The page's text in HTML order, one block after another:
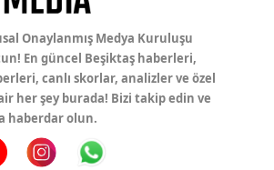
Onaylanmış Medya Kuruluşu
En güncel Beşiktaş haberleri,
canlı skorlar, analizler ve özel
her şey burada! Bizi takip edin ve
haberdar olun.